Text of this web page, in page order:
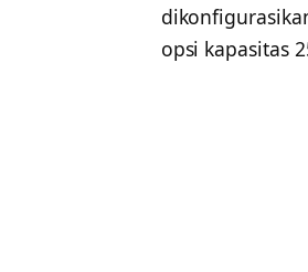
opsi kapasitas